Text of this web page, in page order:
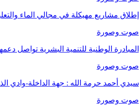
إطلاق مشاريع مهيكلة في مجالي الماء
صوت وصورة
المبادرة الوطنية للتنمية البشرية تواصل
صوت وصورة
سيدي أحمد حرمة الله : جهة الداخلة-وادي
صوت وصورة